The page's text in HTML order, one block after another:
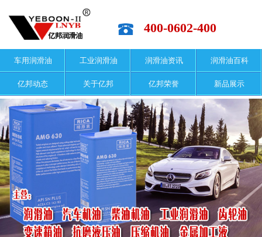
400-0602-400
车用润滑油 工业润滑油 润滑油资讯 润滑油百科
亿邦动态 关于亿邦 亿邦荣誉 新品展示